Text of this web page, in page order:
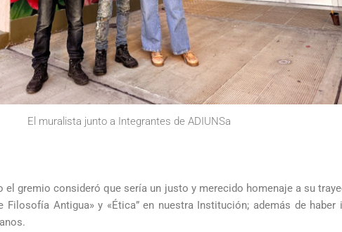
El muralista junto a Integrantes de ADIUNSa
gremio consideró que sería un justo y merecido homenaje a su
Antigua» y «Ética” en nuestra Institución; además de